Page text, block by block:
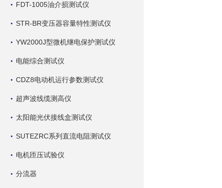
FDT-1005油介损测试仪
STR-BR变压器容量特性测试仪
YW2000J型微机继电保护测试仪
电能综合测试仪
CDZ8电动机运行参数测试仪
超声波线缆测高仪
太阳能光伏接线盒测试仪
SUTEZRC系列直流电阻测试仪
电机匝压试验仪
分流器